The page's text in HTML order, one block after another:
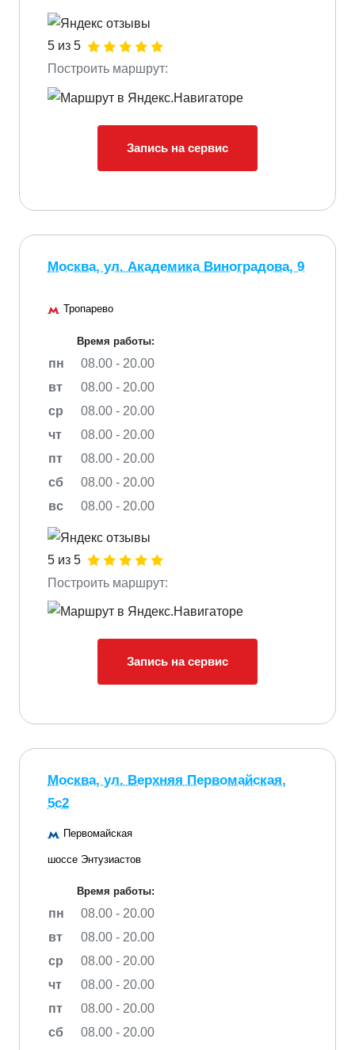
5 из 5
Построить маршрут:
Запись на сервис
Москва, ул. Академика Виноградова, 9
Тропарево
Время работы:
пн
08.00 - 20.00
вт
08.00 - 20.00
ср
08.00 - 20.00
чт
08.00 - 20.00
пт
08.00 - 20.00
сб
08.00 - 20.00
вс
08.00 - 20.00
5 из 5
Построить маршрут:
Запись на сервис
Москва, ул. Верхняя Первомайская,
5с2
Первомайская
шоссе Энтузиастов
Время работы:
пн
08.00 - 20.00
вт
08.00 - 20.00
ср
08.00 - 20.00
чт
08.00 - 20.00
пт
08.00 - 20.00
сб
08.00 - 20.00